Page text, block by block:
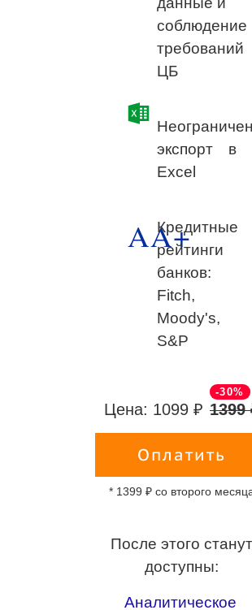
соблюдение
требований
ЦБ
экспорт в
Excel
AA+
Кредитные
рейтинги
банков:
Fitch,
Moody's,
S&P
Цена: 1099 ₽ 1399
-30%
Оплатить
* 1399 ₽ со второго
После этого станут
доступны:
Аналитическое